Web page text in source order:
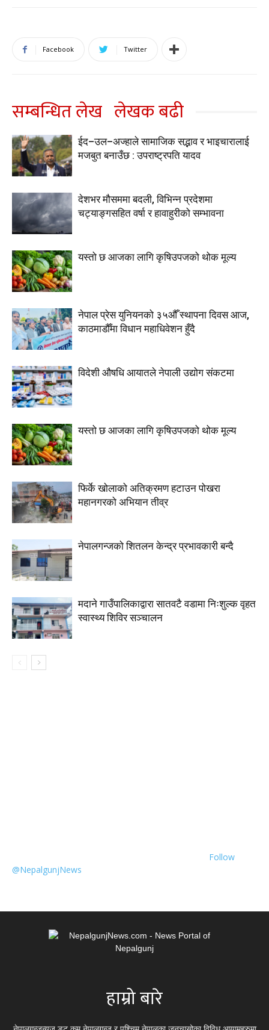
Facebook Twitter
सम्बन्धित लेख लेखक बढी
ईद–उल–अज्हाले सामाजिक सद्भाव र भाइचारालाई
मजबुत बनाउँछ : उपराष्ट्रपति यादव
देशभर मौसममा बदली, विभिन्न प्रदेशमा
चट्याङ्गसहित वर्षा र हावाहुरीको सम्भावना
यस्तो छ आजका लागि कृषिउपजको थोक मूल्य
नेपाल प्रेस युनियनको ३५औँ स्थापना दिवस आज,
काठमाडौँमा विधान महाधिवेशन हुँदै
विदेशी औषधि आयातले नेपाली उद्योग संकटमा
यस्तो छ आजका लागि कृषिउपजको थोक मूल्य
फिर्के खोलाको अतिक्रमण हटाउन पोखरा
महानगरको अभियान तीव्र
नेपालगन्जको शितलन केन्द्र प्रभावकारी बन्दै
मदाने गाउँपालिकाद्वारा सातवटै वडामा निःशुल्क वृहत
स्वास्थ्य शिविर सञ्चालन
Follow
@NepalgunjNews
हाम्रो बारे